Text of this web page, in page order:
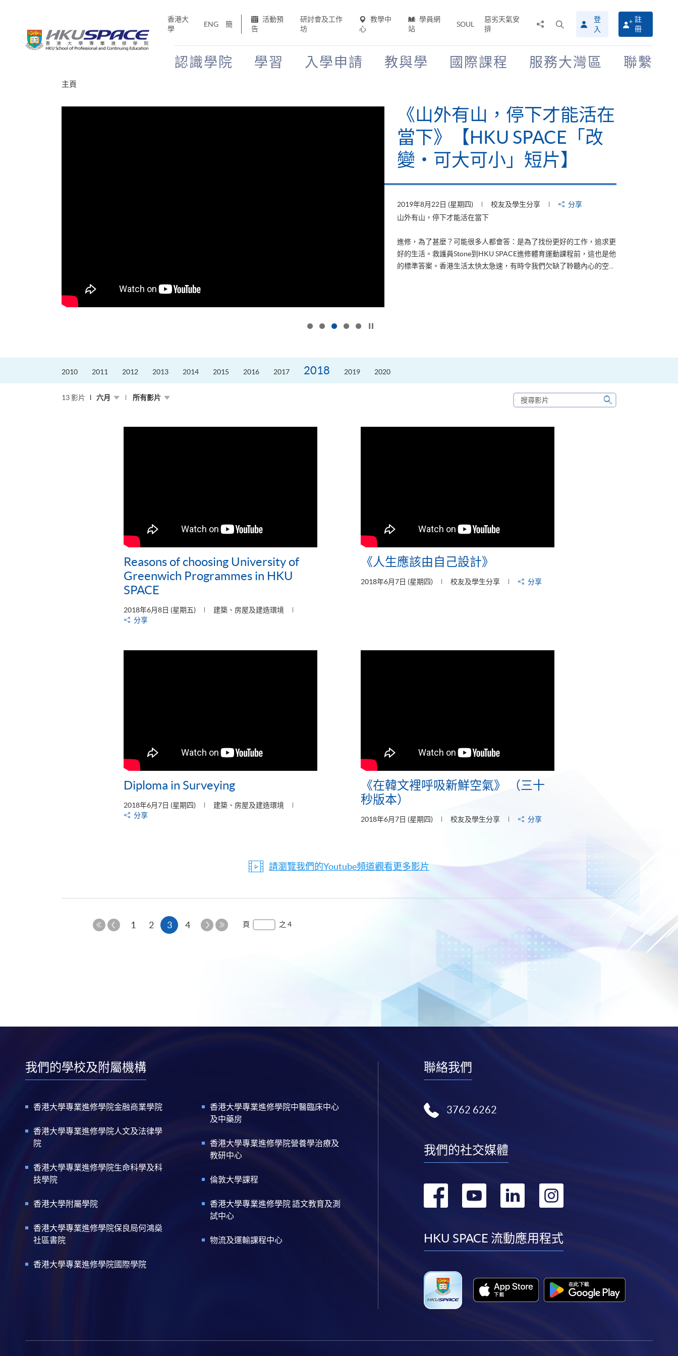
香港大
學
ENG 簡
活動預
告
研討會及工作
坊
教學中
心
學員網
站
SOUL
惡劣天氣安
排
搜
尋
介
登
入
註
冊
認識學院 學習 入學申請 教與學 國際課程 服務大灣區 聯繫
主頁
《山外有山，停下才能活在
當下》【HKU SPACE「改
變‧可大可小」短片】
2019年8月22日 (星期四) 校友及學生分享
分享
山外有山，停下才能活在當下
進修，為了甚麼？可能很多人都會答：是為了找份更好的工作，追求更
好的生活。救護員Stone到HKU SPACE進修體育運動課程前，這也是他
的標準答案。香港生活太快太急速，有時令我們欠缺了聆聽內心的空...
2010 2011 2012 2013 2014 2015 2016 2017 2018 2019 2020
13 影片 六月 所有影片
搜
尋
片
搜
Reasons of choosing University of
Greenwich Programmes in HKU
SPACE
2018年6月8日 (星期五)
建築、房屋及建造環境
分享
《人生應該由自己設計》
2018年6月7日 (星期四) 校友及學生分享 分享
Diploma in Surveying
2018年6月7日 (星期四)
建築、房屋及建造環境
分享
《在韓文裡呼吸新鮮空氣》 （三十
秒版本）
2018年6月7日 (星期四) 校友及學生分享 分享
請瀏覽我們的Youtube頻道觀看更多影片
上
1 2 3本
4
下
頁 之 4
我們的學校及附屬機構
香港大學專業進修學院金融商業學院
香港大學專業進修學院人文及法律學
院
香港大學專業進修學院生命科學及科
技學院
香港大學附屬學院
香港大學專業進修學院保良局何鴻燊
社區書院
香港大學專業進修學院國際學院
香港大學專業進修學院中醫臨床中心
及中藥房
香港大學專業進修學院營養學治療及
教研中心
倫敦大學課程
香港大學專業進修學院 語文教育及測
試中心
物流及運輸課程中心
聯絡我們
3762 6262
我們的社交媒體
轉
facebook
轉
youtube
轉
linkedin
轉
instagram
HKU SPACE 流動應用程式